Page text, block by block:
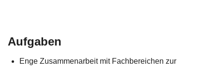
Aufgaben
Enge Zusammenarbeit mit Fachbereichen zur